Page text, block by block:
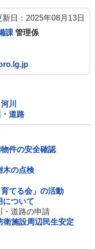
新日：2025年08月13日
課 管理係
川
道路
件の安全確認
木の点検
てる会」の活動
について
・道路の申請
衛施設周辺民生安定